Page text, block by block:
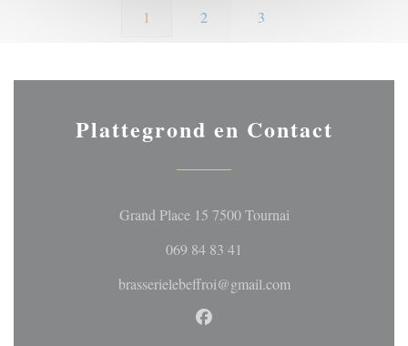
1 2 3
Plattegrond en Contact
Grand Place 15 7500 Tournai((opent in een
069 84 83 41
brasserielebeffroi@gmail.com
Facebook ((opent in een